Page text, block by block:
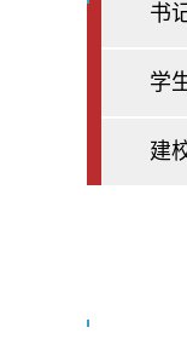
书
学
建